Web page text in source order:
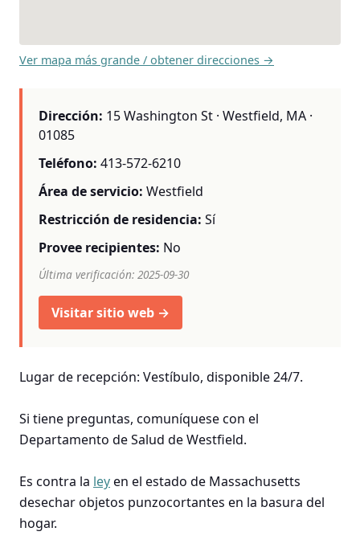
Ver mapa más grande / obtener direcciones →
Dirección: 15 Washington St · Westfield, MA ·
01085
Teléfono: 413-572-6210
Área de servicio: Westfield
Restricción de residencia: Sí
Provee recipientes: No
Última verificación: 2025-09-30
Visitar sitio web →
Lugar de recepción: Vestíbulo, disponible 24/7.
Si tiene preguntas, comuníquese con el
Departamento de Salud de Westfield.
Es contra la leyen el estado de Massachusetts
desechar objetos punzocortantes en la basura del
hogar.